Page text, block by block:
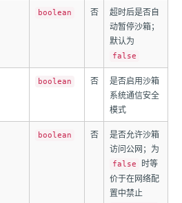
boolean 否
超时后是否自
动暂停沙箱；
默认为
false
boolean 否
是否启用沙箱
系统通信安全
模式
boolean 否
是否允许沙箱
访问公网；为
false
时等
价于在网络配
置中禁止